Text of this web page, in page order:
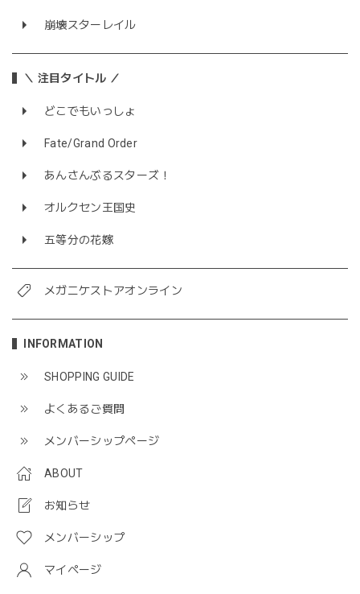
崩壊スターレイル
＼ 注目タイトル ／
どこでもいっしょ
Fate/Grand Order
あんさんぶるスターズ！
オルクセン王国史
五等分の花嫁
メガニケストアオンライン
INFORMATION
SHOPPING GUIDE
よくあるご質問
メンバーシップページ
ABOUT
お知らせ
メンバーシップ
マイページ